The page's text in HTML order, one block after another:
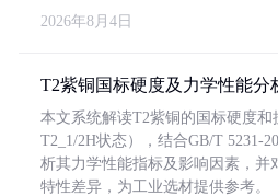
2026年8月4日
T2紫铜国标硬度及力学性能分
本文系统解读T2紫铜的国标硬度和
T2_1/2H状态），结合GB/T 5231-
析其力学性能指标及影响因素，并
特性差异，为工业选材提供参考。